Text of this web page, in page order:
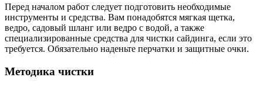
Перед началом работ следует подготовить необходимые
инструменты и средства. Вам понадобятся мягкая щетка,
ведро, садовый шланг или ведро с водой, a также
специализированные средства для чистки сайдинга, если это
требуется. Обязательно наденьте перчатки и защитные очки.
Методика чистки